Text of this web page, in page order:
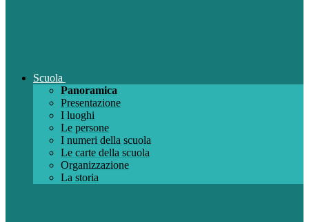
Scuola
Panoramica
Presentazione
I luoghi
Le persone
I numeri della scuola
Le carte della scuola
Organizzazione
La storia